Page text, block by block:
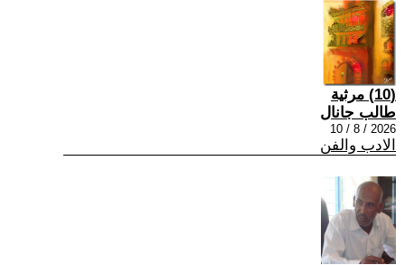
(10) مرثية
طالب جانال
2026 / 8 / 10
الادب والفن